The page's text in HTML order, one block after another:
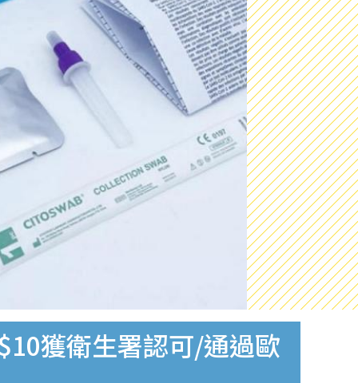
獲衛生署認可/通過歐